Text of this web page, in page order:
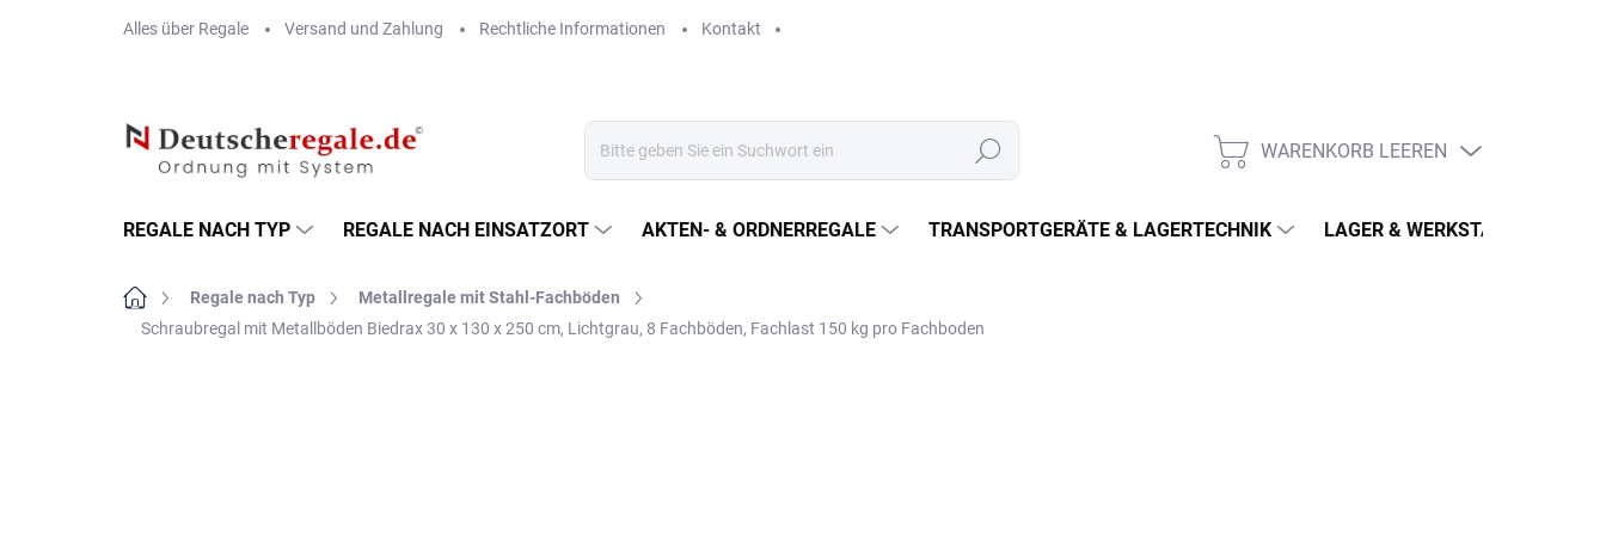
Alles über Regale Versand und Zahlung Rechtliche Informationen Kontakt
Suchen WARENKORB
WARENKORB LEEREN
REGALE NACH TYP REGALE NACH EINSATZORT AKTEN- & ORDNERREGALE TRANSPORTGERÄTE & LAGERTECHNIK LAGER & WERKSTATT
StartseiteRegale nach Typ
Metallregale mit Stahl-Fachböden
Schraubregal mit Metallböden Biedrax 30 x 130 x 250 cm, Lichtgrau, 8 Fachböden, Fachlast 150 kg pro Fachboden